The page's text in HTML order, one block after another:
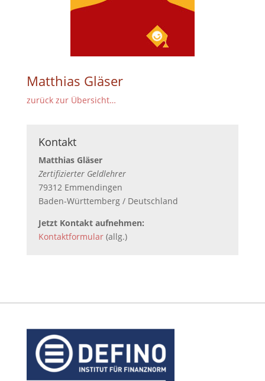
Matthias Gläser
zurück zur Übersicht…
Kontakt
Matthias Gläser
Zertifizierter Geldlehrer
79312 Emmendingen
Baden-Württemberg / Deutschland
Jetzt Kontakt aufnehmen:
Kontaktformular(allg.)